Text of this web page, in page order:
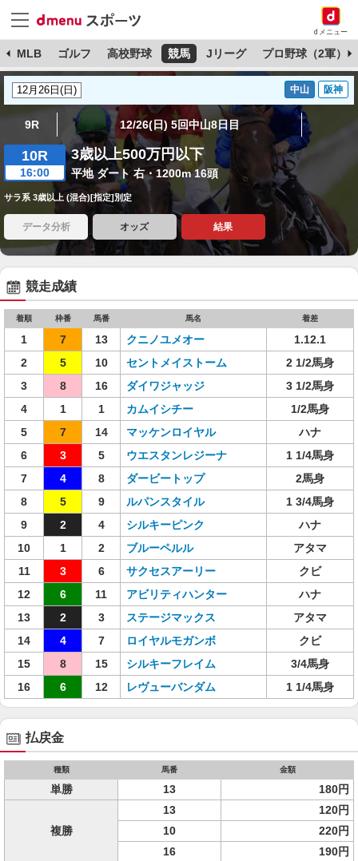
dメニュー
MLB ゴルフ 高校野球 競馬 Jリーグ プロ野球（2軍）
中山 阪神
9R 12/26(日) 5回中山8日目
10R
16:00
3歳以上500万円以下
平地 ダート 右・1200m 16頭
サラ系 3歳以上 (混合)[指定]別定
データ分析 オッズ 結果
競走成績
着順 枠番 馬番 馬名 着差
1 7 13 クニノユメオー
1.12.1
2
5 10 セントメイストーム
2 1/2馬身
3
8 16 ダイワジャッジ
3 1/2馬身
4
1 1 カムイシチー
1/2馬身
5
7 14 マッケンロイヤル
ハナ
6
3 5 ウエスタンレジーナ
1 1/4馬身
7
4 8 ダービートップ
2馬身
8
5 9 ルパンスタイル
1 3/4馬身
9
2 4 シルキーピンク
ハナ
10
1 2 ブルーペルル
アタマ
11
3 6 サクセスアーリー
クビ
12
6 11 アビリティハンター
ハナ
13
2 3 ステージマックス
アタマ
14
4 7 ロイヤルモガンボ
クビ
15
8 15 シルキーフレイム
3/4馬身
16
6 12 レヴューバンダム 1 1/4馬身
払戻金
種類 馬番 金額
単勝 13 180円
複勝
13
120円
10
220円
16
190円